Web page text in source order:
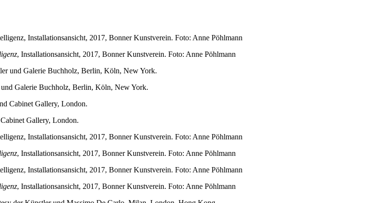
, Installationsansicht, 2017, Bonner Kunstverein. Foto: Anne Pöhlmann
Galerie Buchholz, Berlin, Köln, New York.
Gallery, London.
, Installationsansicht, 2017, Bonner Kunstverein. Foto: Anne Pöhlmann
, Installationsansicht, 2017, Bonner Kunstverein. Foto: Anne Pöhlmann